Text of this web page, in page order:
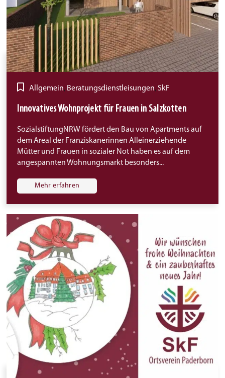
Allgemein, Beratungsdienstleisungen, SkF
Innovatives Wohnprojekt für Frauen in Salzkotten
SozialstiftungNRW fördert den Bau von Apartments auf
dem Areal der Franziskanerinnen Alleinerziehende
Mütter und Frauen in sozialer Not haben es auf dem
angespannten Wohnungsmarkt besonders...
Mehr erfahren